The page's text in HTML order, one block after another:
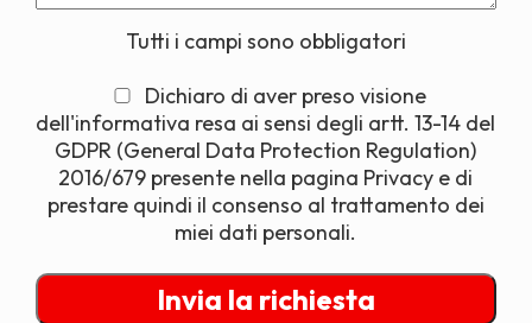
Tutti i campi sono obbligatori
Dichiaro di aver preso visione
dell'informativa resa ai sensi degli artt. 13-14 del
GDPR (General Data Protection Regulation)
2016/679 presente nella pagina Privacy e di
prestare quindi il consenso al trattamento dei
miei dati personali.